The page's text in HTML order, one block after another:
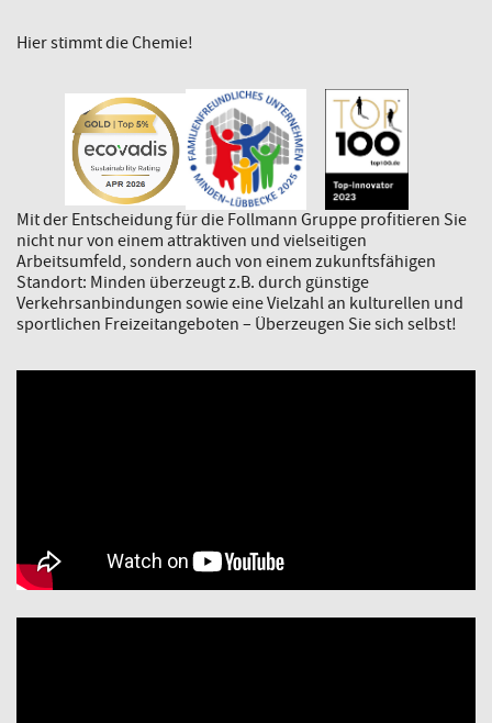
Hier stimmt die Chemie!
Mit der Entscheidung für die Follmann Gruppe profitieren Sie
nicht nur von einem attraktiven und vielseitigen
Arbeitsumfeld, sondern auch von einem zukunftsfähigen
Standort: Minden überzeugt z.B. durch günstige
Verkehrsanbindungen sowie eine Vielzahl an kulturellen und
sportlichen Freizeitangeboten – Überzeugen Sie sich selbst!